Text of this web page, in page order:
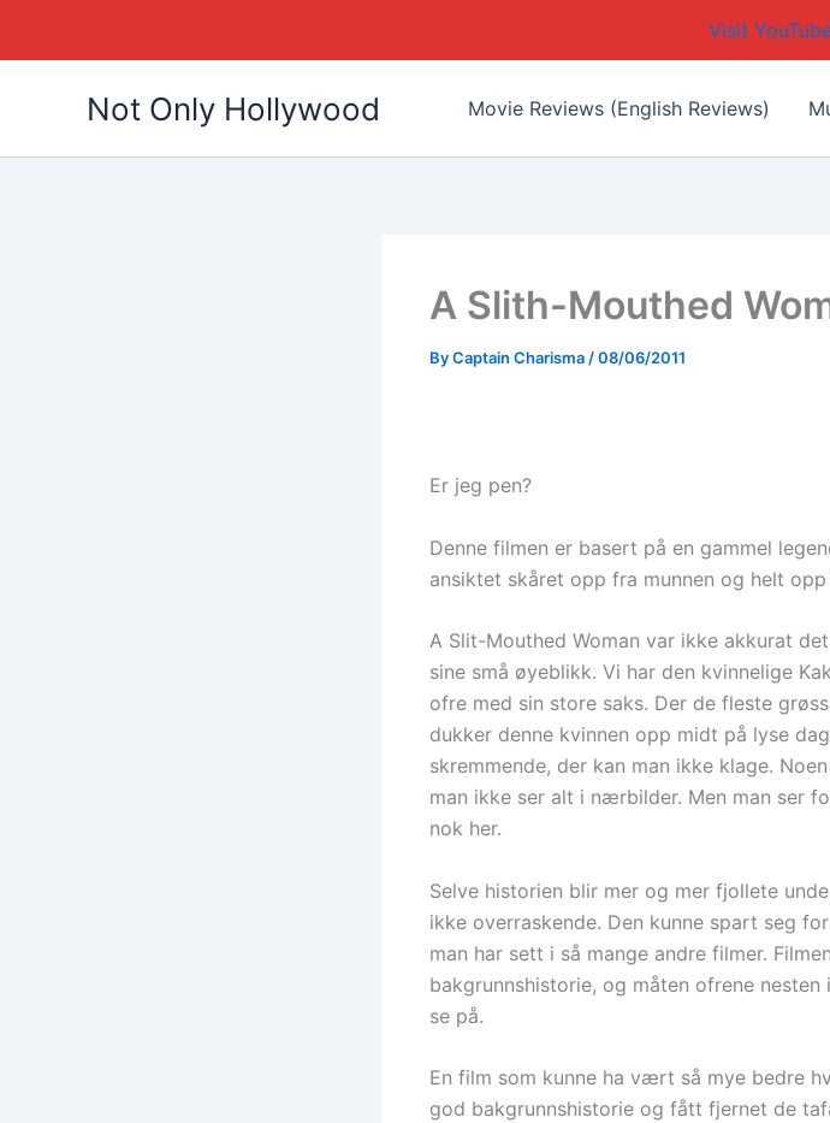
Visit
Not Only Hollywood Movie Reviews (English Reviews)
A Slith-Mouthed
ByCaptain Charisma/08/06/2011
Er jeg pen?
Denne filmen er basert på en gammel
ansiktet skåret opp fra munnen og helt
A Slit-Mouthed Woman var ikke akkurat
sine små øyeblikk. Vi har den kvinnelige
ofre med sin store saks. Der de fleste
dukker denne kvinnen opp midt på lyse
skremmende, der kan man ikke klage.
man ikke ser alt i nærbilder. Men man ser
nok her.
Selve historien blir mer og mer fjollete
ikke overraskende. Den kunne spart seg
man har sett i så mange andre filmer.
bakgrunnshistorie, og måten ofrene
se på.
En film som kunne ha vært så mye bedre
god bakgrunnshistorie og fått fjernet de